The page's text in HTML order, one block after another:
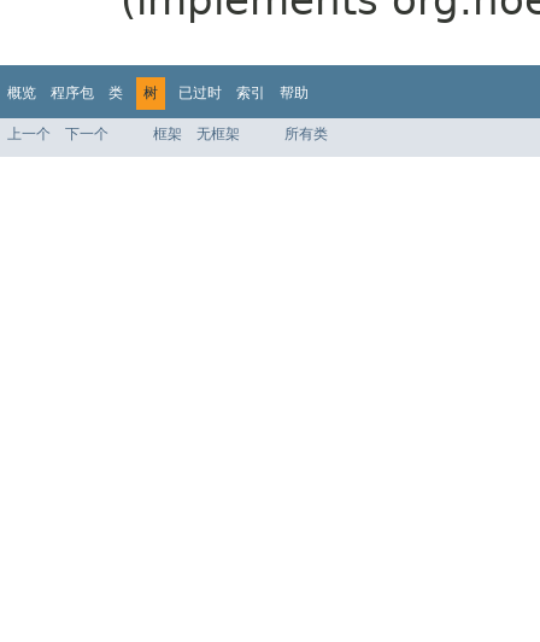
概览 程序包 类 树 已过时 索引 帮助
上一个 下一个 框架 无框架 所有类